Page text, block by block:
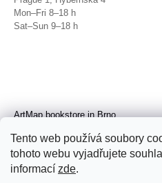
Tento web používá soubory
tohoto webu vyjadřujete
informací zde.
Mon–Fri 8–18 h
Sat–Sun 9–18 h
ArtMap bookstore in Brno
Brno, Radnická 4
Tue–Fri 11–19 h
Sat 14–19 h